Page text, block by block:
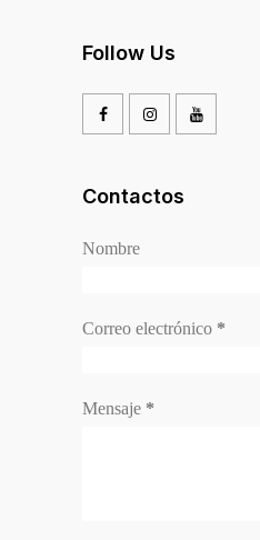
Follow Us
Contactos
Nombre
Correo electrónico *
Mensaje *